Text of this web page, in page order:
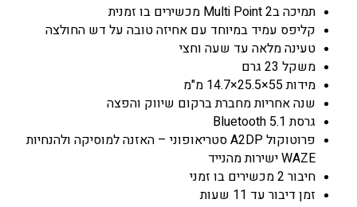
תמיכה בMulti Point 2 מכשירים בו זמנית
קליפס עמיד במיוחד עם אחיזה טובה על דש החולצה
טעינה מלאה עד שעה וחצי
משקל 23 גרם
מידות 55×25.5×14.7 מ"מ
שנה אחריות מחברת ברקום שיווק והפצה
גרסת Bluetooth 5.1
פרוטוקול A2DP סטריאופוני – האזנה למוסיקה ולהנחיות
WAZE ישירות מהנייד
חיבור 2 מכשירים בו זמני
זמן דיבור עד 11 שעות